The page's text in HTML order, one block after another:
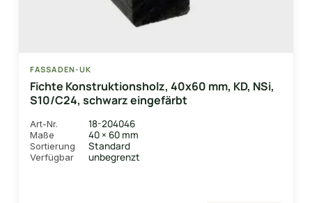
FASSADEN-UK
Fichte Konstruktionsholz, 40x60 mm, KD, NSi,
S10/C24, schwarz eingefärbt
Art-Nr. 18-204046
Maße 40 × 60 mm
Sortierung Standard
Verfügbar unbegrenzt